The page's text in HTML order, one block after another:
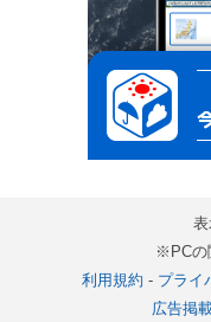
表
※PCの
利用規約 - プライ
広告掲